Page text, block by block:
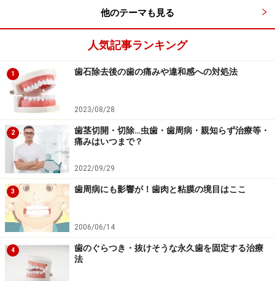
・レントゲンチェック
周囲の骨が溶けてなくなっているかが大きな判断材料に
なります。レントゲンは、歯周病の発見や進行を把握す
るのに役立ちます。
・歯磨きチェック
自分では毎日きちんと磨いているつもりでも、磨き残し
となっている場所が意外と見つかるものです。早めに気
づくことは歯周病の予防につながります。
定期健診は歯周病を予防するための切り札と言っても過
言ではありません。病院を上手に利用しながら、自分の
歯は自分で守るようにしましょう。
他のテーマも見る
人気記事ランキング
1 歯石除去後の歯の痛みや違和感への対処法
2023/08/28
2
歯茎切開・切除…虫歯・歯周病・親知らず治療等・
痛みはいつまで？
2022/09/29
3 歯周病にも影響が！歯肉と粘膜の境目はここ
2006/06/14
4
歯のぐらつき・抜けそうな永久歯を固定する治療
法